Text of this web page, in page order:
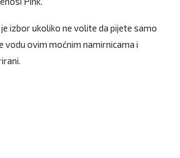
izbor ukoliko ne volite da pijete samo
vodu ovim moćnim namirnicama i